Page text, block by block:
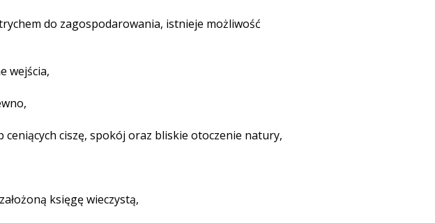
do zagospodarowania, istnieje możliwość
wejścia,
ceniących ciszę, spokój oraz bliskie otoczenie natury,
księgę wieczystą,